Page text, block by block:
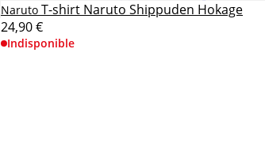
Naruto T-shirt Naruto Shippuden Hokage
24,90 €
Indisponible